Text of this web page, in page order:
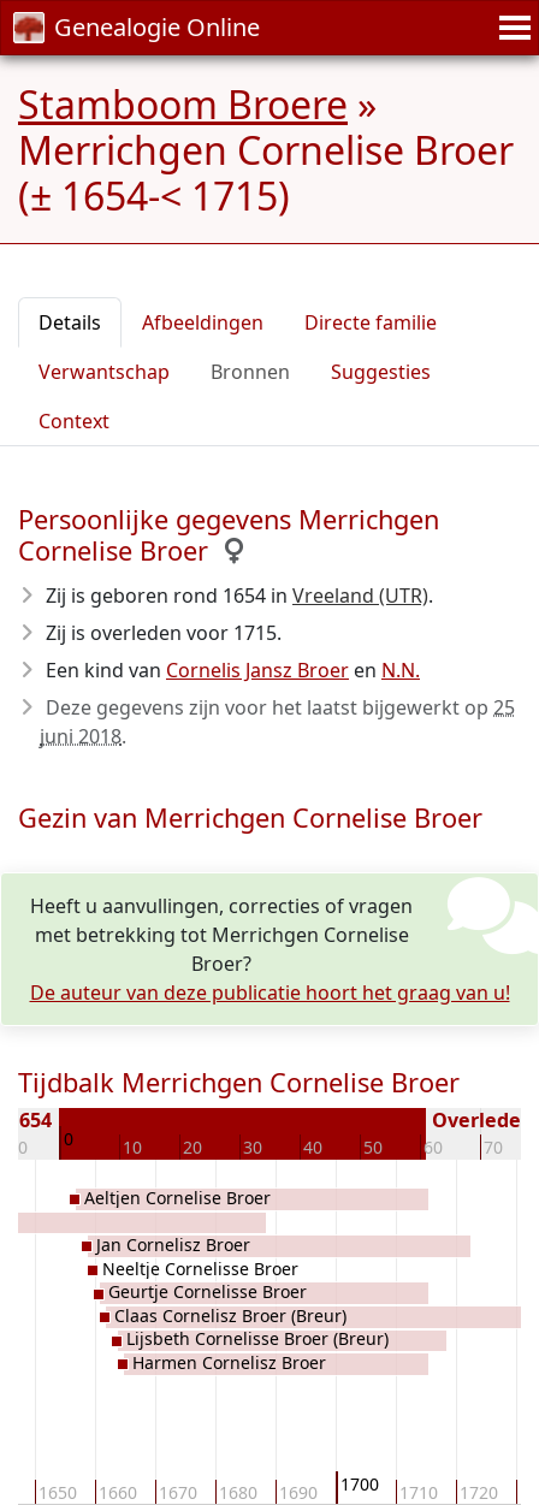
Genealogie Online
Stamboom Broere »
Merrichgen Cornelise Broer
(± 1654-< 1715)
Details Afbeeldingen
Directe familie
Verwantschap
Bronnen
Suggesties
Context
Persoonlijke gegevens Merrichgen
Cornelise Broer
Zij is geboren rond 1654 in Vreeland (UTR).
Zij is overleden voor 1715.
Een kind van Cornelis Jansz Broer en N.N.
Deze gegevens zijn voor het laatst bijgewerkt op 25
juni 2018.
Gezin van Merrichgen Cornelise Broer
Heeft u aanvullingen, correcties of vragen
met betrekking tot Merrichgen Cornelise
Broer?
De auteur van deze publicatie hoort het graag van u!
Tijdbalk Merrichgen Cornelise Broer
-10 0 10 20 30 40 50 60 70
1654 Overleden
1650 1660 1670 1680 1690 1700 1710 1720
Aeltjen Cornelise Broer
Jan Cornelisz Broer
Neeltje Cornelisse Broer
Geurtje Cornelisse Broer
Claas Cornelisz Broer (Breur)
Lijsbeth Cornelisse Broer (Breur)
Harmen Cornelisz Broer